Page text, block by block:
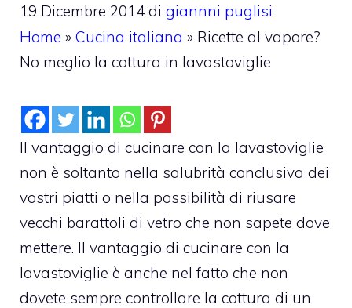
19 Dicembre 2014 di giannni puglisi
Home » Cucina italiana » Ricette al vapore?
No meglio la cottura in lavastoviglie
Il vantaggio di cucinare con la lavastoviglie
non è soltanto nella salubrità conclusiva dei
vostri piatti o nella possibilità di riusare
vecchi barattoli di vetro che non sapete dove
mettere. Il vantaggio di cucinare con la
lavastoviglie è anche nel fatto che non
dovete sempre controllare la cottura di un